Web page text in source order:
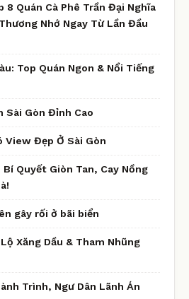
8 Quán Cà Phê Trần Đại Nghĩa
Nhớ Ngay Từ Lần Đầu
Top Quán Ngon & Nổi Tiếng
Sài Gòn Đỉnh Cao
View Đẹp Ở Sài Gòn
Bí Quyết Giòn Tan, Cay Nồng
gây rối ở bãi biển
Xăng Dầu & Tham Nhũng
Trình, Ngư Dân Lãnh Án